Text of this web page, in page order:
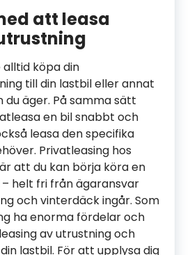
att leasa
köpa din
till din lastbil eller annat
äger. På samma sätt
en bil snabbt och
leasa den specifika
Privatleasing hos
att du kan börja köra en
helt fri från ägaransvar
och vinterdäck ingår. Som
ha enorma fördelar och
av utrustning och
lastbil. För att upplysa dig